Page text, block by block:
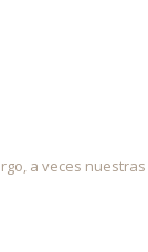
a veces